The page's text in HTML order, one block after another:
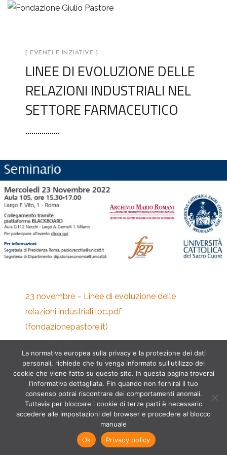
[ EVENTI E INZIATIVE ]
LINEE DI EVOLUZIONE DELLE
RELAZIONI INDUSTRIALI NEL
SETTORE FARMACEUTICO
23 novembre – Linee di evoluzione delle
relazioni industriali loc.pdf
(fondazionepastore.it)
La normativa europea sulla privacy e la protezione dei dati
personali, richiede che tu venga informato sull'utilizzo dei
cookie che viene fatto su questo sito. In questa pagina troverai
l'informativa dettagliata. Fin quando non fornirai il tuo
consenso potrai riscontrare dei comportamenti anomali.
Tuttavia per bloccare i cookie di terze parti è necessario
accedere alle impostazioni del browser e procedere al blocco
manuale
Ok
Privacy policy